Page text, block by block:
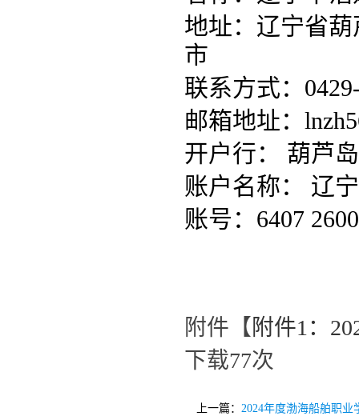
地址：辽宁省
市
联系方式：
邮箱地址：
开户行：
葫芦
账户名称：
辽
账号： 6407
附件【 附件1：
下载77次
上一篇： 2024年度渤海船舶职